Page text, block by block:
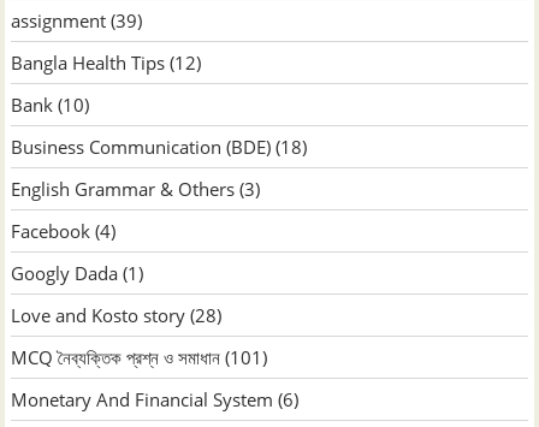
assignment (39)
Bangla Health Tips (12)
Bank (10)
Business Communication (BDE) (18)
English Grammar & Others (3)
Facebook (4)
Googly Dada (1)
Love and Kosto story (28)
MCQ নৈব্যক্তিক প্রশ্ন ও সমাধান (101)
Monetary And Financial System (6)